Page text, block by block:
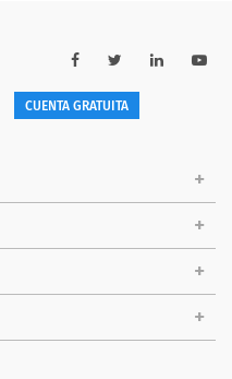
CUENTA GRATUITA